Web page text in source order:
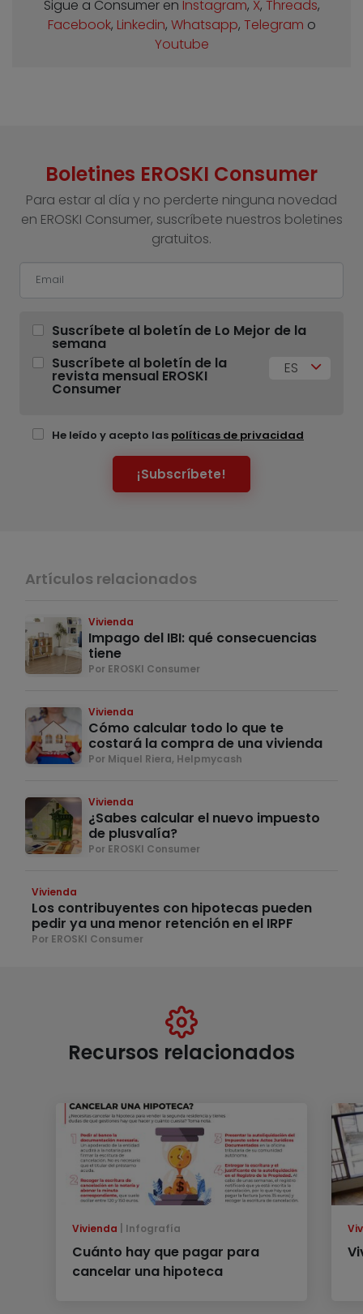
Sigue a Consumer en Instagram, X, Threads,
Facebook, Linkedin, Whatsapp, Telegram o
Youtube
Boletines EROSKI Consumer
Para estar al día y no perderte ninguna novedad
en EROSKI Consumer, suscríbete nuestros boletines
gratuitos.
Suscríbete al boletín de Lo Mejor de la
semana
Suscríbete al boletín de la
revista mensual EROSKI
Consumer
ES
He leído y acepto las políticas de privacidad
¡Subscríbete!
Artículos relacionados
Vivienda
Impago del IBI: qué consecuencias
tiene
Por EROSKI Consumer
Vivienda
Cómo calcular todo lo que te
costará la compra de una vivienda
Por Miquel Riera, Helpmycash
Vivienda
¿Sabes calcular el nuevo impuesto
de plusvalía?
Por EROSKI Consumer
Vivienda
Los contribuyentes con hipotecas pueden
pedir ya una menor retención en el IRPF
Por EROSKI Consumer
Recursos relacionados
Vivienda Infografía
Cuánto hay que pagar para
cancelar una hipoteca